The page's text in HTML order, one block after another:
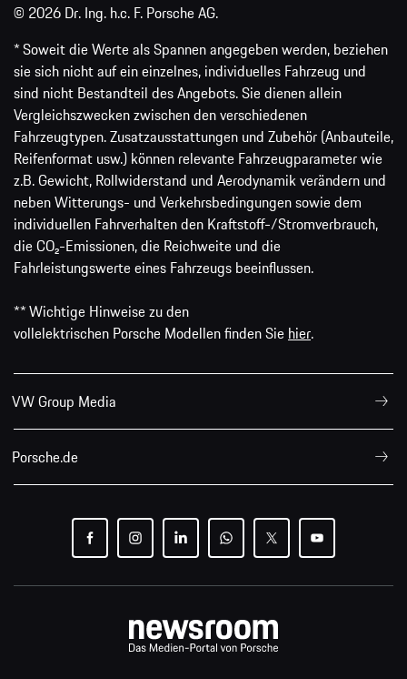
© 2026 Dr. Ing. h.c. F. Porsche AG.
* Soweit die Werte als Spannen angegeben werden, beziehen
sie sich nicht auf ein einzelnes, individuelles Fahrzeug und
sind nicht Bestandteil des Angebots. Sie dienen allein
Vergleichszwecken zwischen den verschiedenen
Fahrzeugtypen. Zusatzausstattungen und Zubehör (Anbauteile,
Reifenformat usw.) können relevante Fahrzeugparameter wie
z.B. Gewicht, Rollwiderstand und Aerodynamik verändern und
neben Witterungs- und Verkehrsbedingungen sowie dem
individuellen Fahrverhalten den Kraftstoff-/Stromverbrauch,
die CO₂-Emissionen, die Reichweite und die
Fahrleistungswerte eines Fahrzeugs beeinflussen.
** Wichtige Hinweise zu den
vollelektrischen Porsche Modellen finden Sie hier.
VW Group Media
Porsche.de